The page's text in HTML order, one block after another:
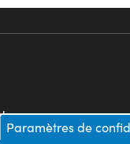
Paramètres de